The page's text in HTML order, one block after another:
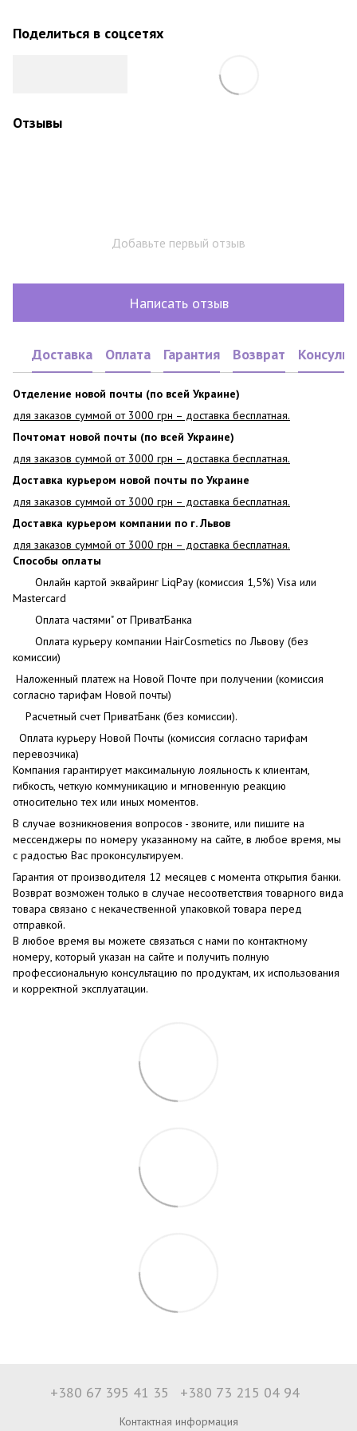
Поделиться в соцсетях
Отзывы
Добавьте первый отзыв
Написать отзыв
Доставка Оплата Гарантия Возврат
Отделение новой почты (по всей Украине)
для заказов суммой от 3000 грн – доставка бесплатная.
Почтомат новой почты (по всей Украине)
для заказов суммой от 3000 грн – доставка бесплатная.
Доставка курьером новой почты по Украине
для заказов суммой от 3000 грн – доставка бесплатная.
Доставка курьером компании по г. Львов
для заказов суммой от 3000 грн – доставка бесплатная.
Способы оплаты
Онлайн картой эквайринг LiqPay (комиссия 1,5%) Visa или
Mastercard
Оплата частями" от ПриватБанка
Оплата курьеру компании HairCosmetics по Львову (без
комиссии)
Наложенный платеж на Новой Почте при получении (комиссия
согласно тарифам Новой почты)
Расчетный счет ПриватБанк (без комиссии).
Оплата курьеру Новой Почты (комиссия согласно тарифам
перевозчика)
Компания гарантирует максимальную лояльность к клиентам,
гибкость, четкую коммуникацию и мгновенную реакцию
относительно тех или иных моментов.
В случае возникновения вопросов - звоните, или пишите на
мессенджеры по номеру указанному на сайте, в любое время, мы
с радостью Вас проконсультируем.
Гарантия от производителя 12 месяцев с момента открытия банки.
Возврат возможен только в случае несоответствия товарного вида
товара связано с некачественной упаковкой товара перед
отправкой.
В любое время вы можете связаться с нами по контактному
номеру, который указан на сайте и получить полную
профессиональную консультацию по продуктам, их использования
и корректной эксплуатации.
+380 67 395 41 35 +380 73 215 04 94
Контактная информация